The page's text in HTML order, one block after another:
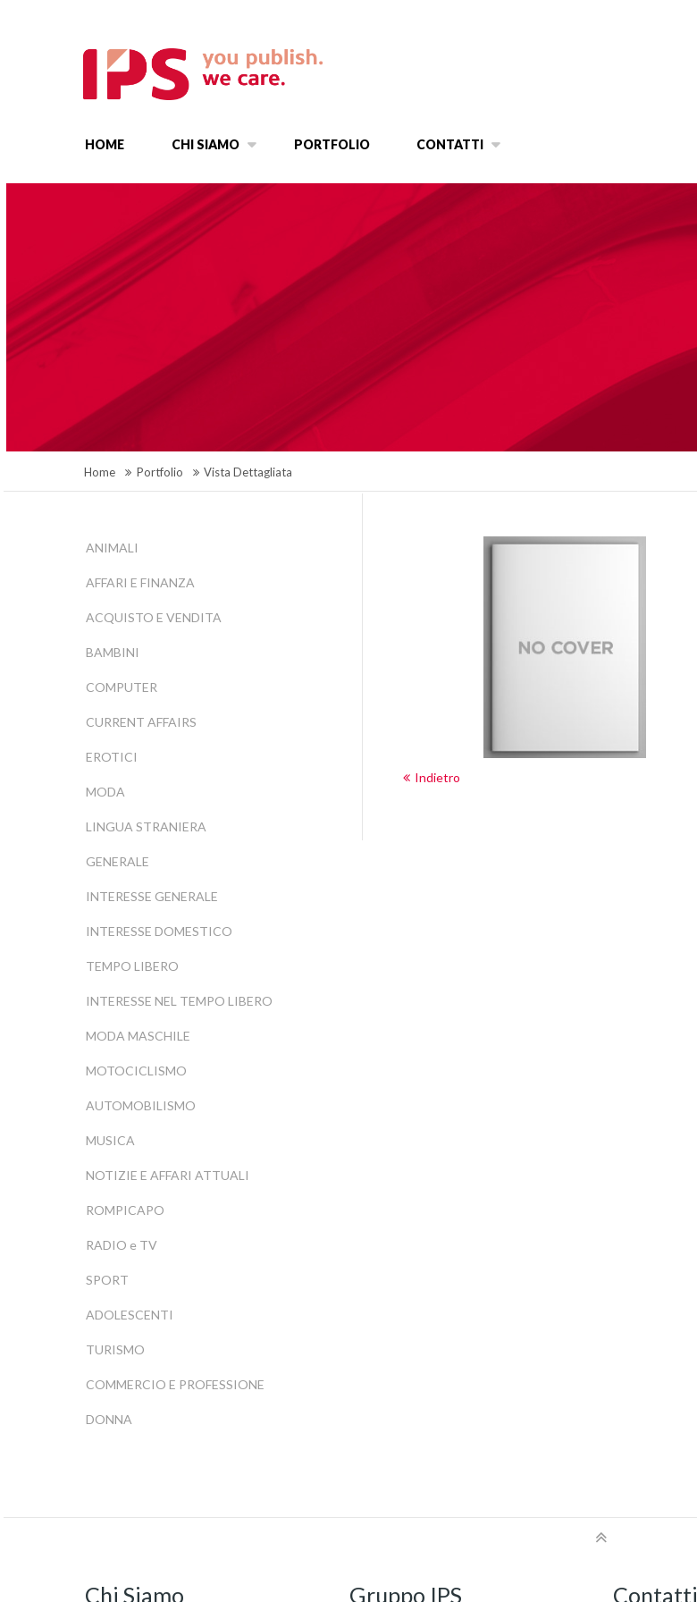
HOME CHI SIAMO PORTFOLIO CONTATTI
Home Portfolio Vista Dettagliata
Indietro
ANIMALI
AFFARI E FINANZA
ACQUISTO E VENDITA
BAMBINI
COMPUTER
CURRENT AFFAIRS
EROTICI
MODA
LINGUA STRANIERA
GENERALE
INTERESSE GENERALE
INTERESSE DOMESTICO
TEMPO LIBERO
INTERESSE NEL TEMPO LIBERO
MODA MASCHILE
MOTOCICLISMO
AUTOMOBILISMO
MUSICA
NOTIZIE E AFFARI ATTUALI
ROMPICAPO
RADIO e TV
SPORT
ADOLESCENTI
TURISMO
COMMERCIO E PROFESSIONE
DONNA
Chi Siamo Gruppo IPS Contatti